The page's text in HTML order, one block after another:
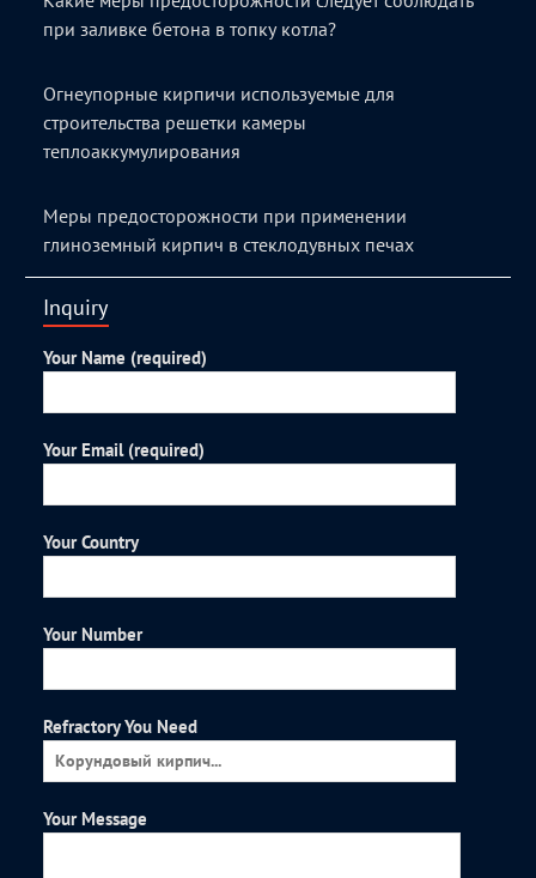
при заливке бетона в топку котла?
Огнеупорные кирпичи используемые для
строительства решетки камеры
теплоаккумулирования
Меры предосторожности при применении
глиноземный кирпич в стеклодувных печах
Inquiry
Your Name (required)
Your Email (required)
Your Country
Your Number
Refractory You Need
Your Message